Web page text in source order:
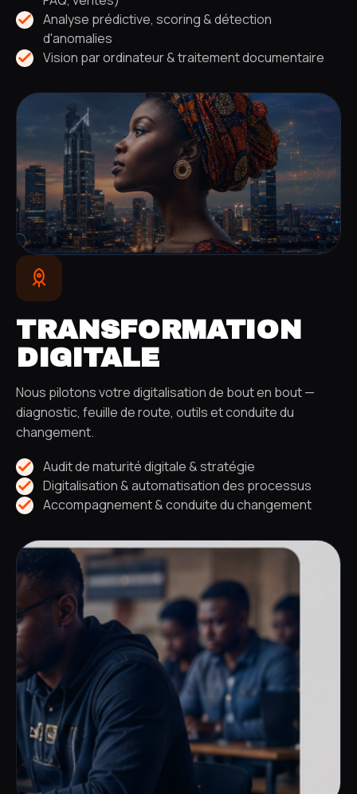
Analyse prédictive, scoring & détection
d'anomalies
Vision par ordinateur & traitement documentaire
TRANSFORMATION
DIGITALE
Nous pilotons votre digitalisation de bout en bout —
diagnostic, feuille de route, outils et conduite du
changement.
Audit de maturité digitale & stratégie
Digitalisation & automatisation des processus
Accompagnement & conduite du changement